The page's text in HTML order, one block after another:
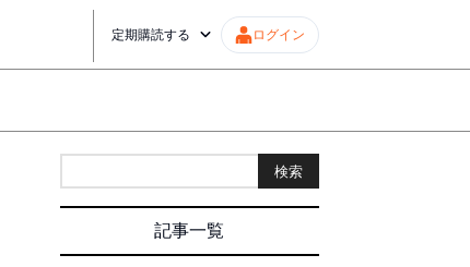
定期購読する ログイン
検索
記事一覧